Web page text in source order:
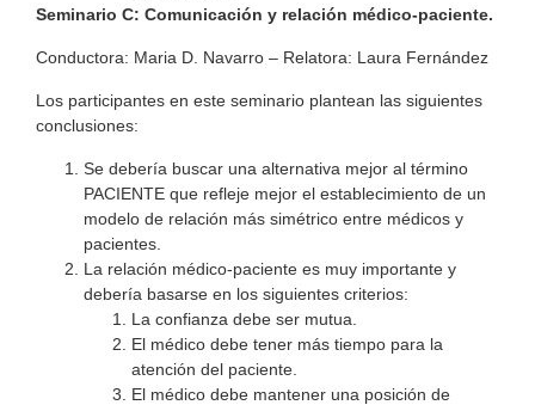
Seminario C: Comunicación y relación médico-paciente.
Conductora: Maria D. Navarro – Relatora: Laura Fernández
Los participantes en este seminario plantean las siguientes
conclusiones:
Se debería buscar una alternativa mejor al término
PACIENTE que refleje mejor el establecimiento de un
modelo de relación más simétrico entre médicos y
pacientes.
La relación médico-paciente es muy importante y
debería basarse en los siguientes criterios:
La confianza debe ser mutua.
El médico debe tener más tiempo para la
atención del paciente.
El médico debe mantener una posición de